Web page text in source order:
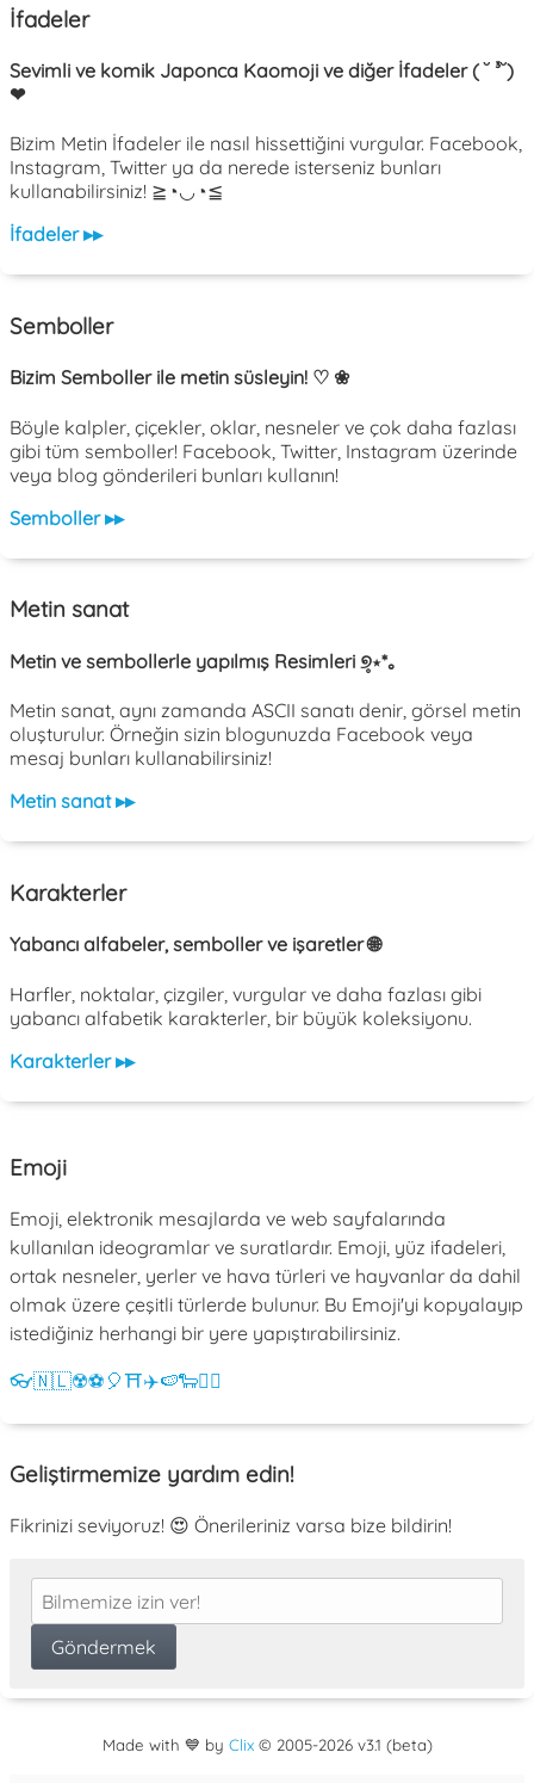
İfadeler
Sevimli ve komik Japonca Kaomoji ve diğer İfadeler ( ˘ ³˘)
❤
Bizim Metin İfadeler ile nasıl hissettiğini vurgular. Facebook,
Instagram, Twitter ya da nerede isterseniz bunları
kullanabilirsiniz! ≧◔◡◔≦
İfadeler ▸▸
Semboller
Bizim Semboller ile metin süsleyin! ♡ ❀
Böyle kalpler, çiçekler, oklar, nesneler ve çok daha fazlası
gibi tüm semboller! Facebook, Twitter, Instagram üzerinde
veya blog gönderileri bunları kullanın!
Semboller ▸▸
Metin sanat
Metin ve sembollerle yapılmış Resimleri ୭̥⋆*｡
Metin sanat, aynı zamanda ASCII sanatı denir, görsel metin
oluşturulur. Örneğin sizin blogunuzda Facebook veya
mesaj bunları kullanabilirsiniz!
Metin sanat ▸▸
Karakterler
Yabancı alfabeler, semboller ve işaretler 🌐
Harfler, noktalar, çizgiler, vurgular ve daha fazlası gibi
yabancı alfabetik karakterler, bir büyük koleksiyonu.
Karakterler ▸▸
Emoji
Emoji, elektronik mesajlarda ve web sayfalarında
kullanılan ideogramlar ve suratlardır. Emoji, yüz ifadeleri,
ortak nesneler, yerler ve hava türleri ve hayvanlar da dahil
olmak üzere çeşitli türlerde bulunur. Bu Emoji'yi kopyalayıp
istediğiniz herhangi bir yere yapıştırabilirsiniz.
👓🇳🇱☢️⚽ 🎈⛩️✈️🍉🐑💁‍♀️
Geliştirmemize yardım edin!
Fikrinizi seviyoruz! 😍 Önerileriniz varsa bize bildirin!
Made with 💙 by Clix© 2005-2026 v3.1 (beta)